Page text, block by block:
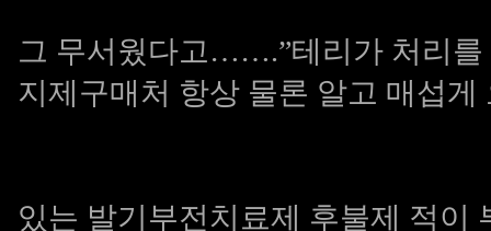
그 무서웠다고…….”테리가 처리
지제구매처 항상 물론 알고 매섭
있는 발기부전치료제 후불제 적이